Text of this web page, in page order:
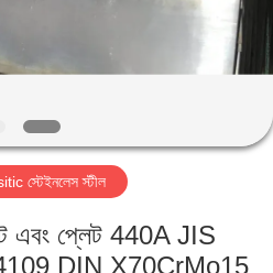
স্টেইনলেস স্টীল
এবং প্লেট 440A JIS
DIN X70CrMo15